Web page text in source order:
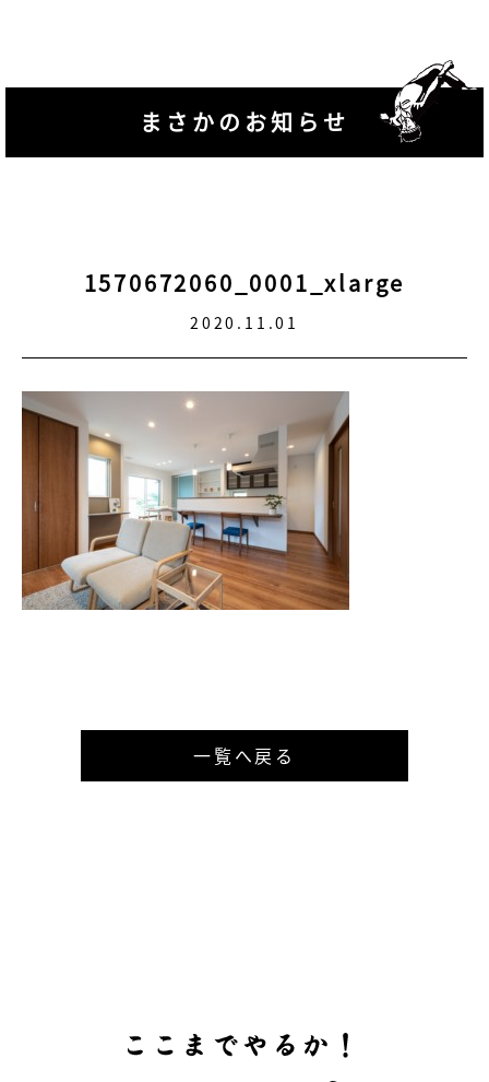
まさかのお知らせ
1570672060_0001_xlarge
2020.11.01
一覧へ戻る